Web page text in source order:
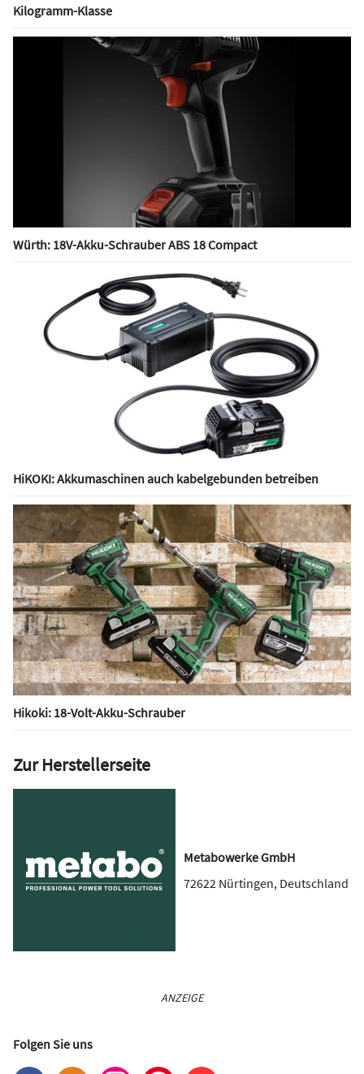
Kilogramm-Klasse
Würth: 18V-Akku-Schrauber ABS 18 Compact
HiKOKI: Akkumaschinen auch kabelgebunden betreiben
Hikoki: 18-Volt-Akku-Schrauber
Zur Herstellerseite
Metabowerke GmbH
72622 Nürtingen, Deutschland
ANZEIGE
Folgen Sie uns